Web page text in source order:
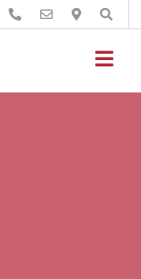
Buscar